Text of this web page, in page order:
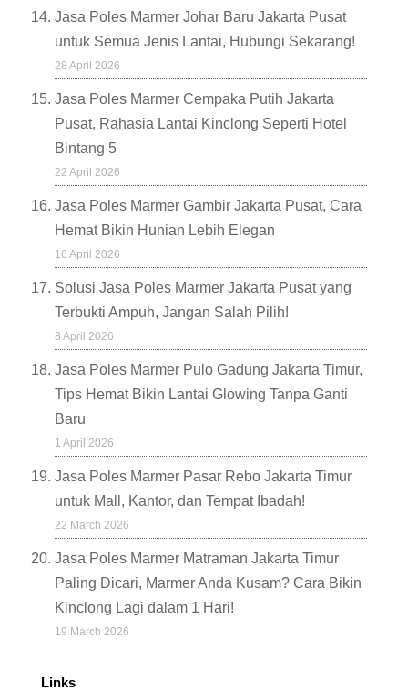
Jasa Poles Marmer Johar Baru Jakarta Pusat
untuk Semua Jenis Lantai, Hubungi Sekarang!
28 April 2026
Jasa Poles Marmer Cempaka Putih Jakarta
Pusat, Rahasia Lantai Kinclong Seperti Hotel
Bintang 5
22 April 2026
Jasa Poles Marmer Gambir Jakarta Pusat, Cara
Hemat Bikin Hunian Lebih Elegan
16 April 2026
Solusi Jasa Poles Marmer Jakarta Pusat yang
Terbukti Ampuh, Jangan Salah Pilih!
8 April 2026
Jasa Poles Marmer Pulo Gadung Jakarta Timur,
Tips Hemat Bikin Lantai Glowing Tanpa Ganti
Baru
1 April 2026
Jasa Poles Marmer Pasar Rebo Jakarta Timur
untuk Mall, Kantor, dan Tempat Ibadah!
22 March 2026
Jasa Poles Marmer Matraman Jakarta Timur
Paling Dicari, Marmer Anda Kusam? Cara Bikin
Kinclong Lagi dalam 1 Hari!
19 March 2026
Links